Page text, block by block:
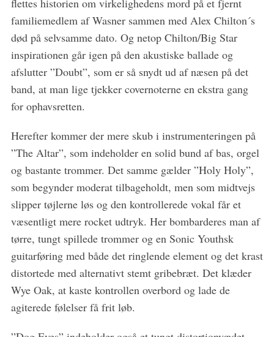
flettes historien om virkelighedens mord på et fjernt
familiemedlem af Wasner sammen med Alex Chilton´s
død på selvsamme dato. Og netop Chilton/Big Star
inspirationen går igen på den akustiske ballade og
afslutter ”Doubt”, som er så snydt ud af næsen på det
band, at man lige tjekker covernoterne en ekstra gang
for ophavsretten.
Herefter kommer der mere skub i instrumenteringen på
”The Altar”, som indeholder en solid bund af bas, orgel
og bastante trommer. Det samme gælder ”Holy Holy”,
som begynder moderat tilbageholdt, men som midtvejs
slipper tøjlerne løs og den kontrollerede vokal får et
væsentligt mere rocket udtryk. Her bombarderes man af
tørre, tungt spillede trommer og en Sonic Youthsk
guitarføring med både det ringlende element og det krast
distortede med alternativt stemt gribebræt. Det klæder
Wye Oak, at kaste kontrollen overbord og lade de
agiterede følelser få frit løb.